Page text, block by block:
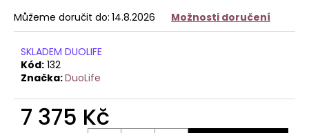
Můžeme doručit do: 14.8.2026 Možnosti doručení
SKLADEM DUOLIFE
Kód: 132
Značka:DuoLife
7 375 Kč
p
o
u
č
u